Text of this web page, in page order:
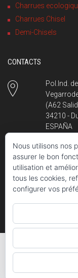
Charrues
Charrues Chisel
Demi-Chisels
CONTACTS
Pol.Ind.
(A62
34210 -
ESPAÑA
+34
L - V, 8:00
© 2026 Escudero -
YouTube
Nous utilisons nos
assurer le bon
utilisation et
tous les cookies,
configurer vos